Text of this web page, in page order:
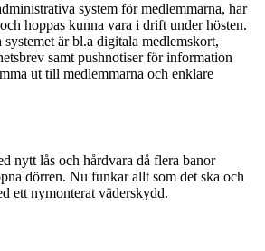
system för medlemmarna, har
hoppas kunna vara i drift under hösten.
är bl.a digitala medlemskort,
samt pushnotiser för information
ut till medlemmarna och enklare
nytt lås och hårdvara då flera banor
dörren. Nu funkar allt som det ska och
ett nymonterat väderskydd.